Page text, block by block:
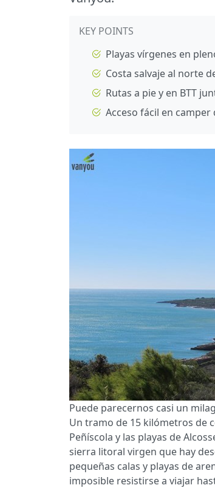
KEY POINTS
Playas vírgenes en
Costa salvaje al norte
Rutas a pie y en BTT
Acceso fácil en camper
Puede parecernos casi un
Un tramo de 15 kilómetros de
Peñíscola y las playas de
sierra litoral virgen que hay
pequeñas calas y playas de
imposible resistirse a viajar